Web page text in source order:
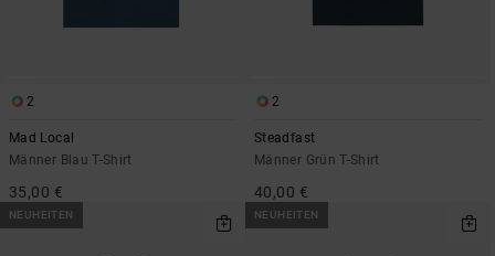
2
Mad Local
Männer Blau T-Shirt
35,00 €
2
Steadfast
Männer Grün T-Shirt
40,00 €
NEUHEITEN NEUHEITEN